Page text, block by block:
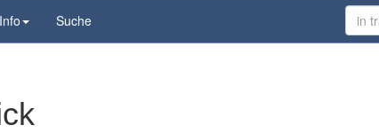
Info Suche